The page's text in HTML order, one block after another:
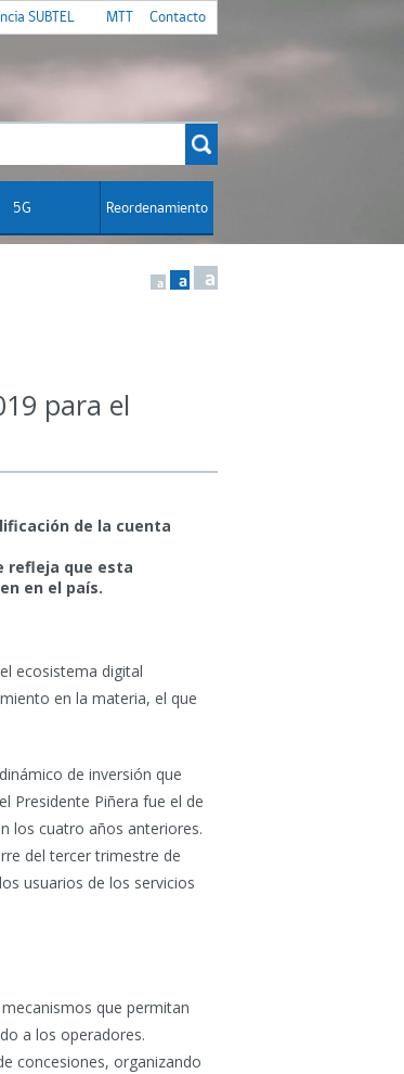
SUBTEL MTT Contacto
5G Reordenamiento
a a a
para el
de la cuenta
refleja que esta
en el país.
ecosistema digital
en la materia, el que
de inversión que
Presidente Piñera fue el de
los cuatro años anteriores.
del tercer trimestre de
usuarios de los servicios
que permitan
a los operadores.
concesiones, organizando